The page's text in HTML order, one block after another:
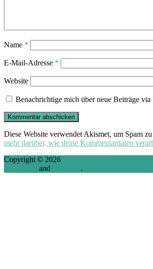
Name *
E-Mail-Adresse *
Website
Benachrichtige mich über neue Beiträge
Diese Website verwendet Akismet, um Spam
mehr darüber, wie deine Kommentardaten
Copyright © 2026
and .